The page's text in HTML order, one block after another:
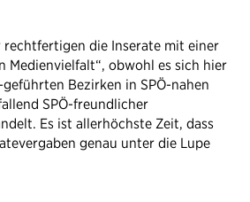
die Inserate mit einer
Medienvielfalt“, obwohl es sich hier
geführten Bezirken in SPÖ-nahen
SPÖ-freundlicher
Es ist allerhöchste Zeit, dass
genau unter die Lupe